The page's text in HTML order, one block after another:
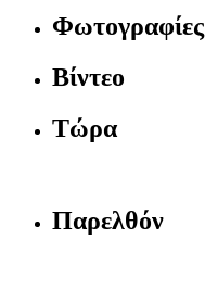
Φωτογραφίες
Βίντεο
Τώρα
Παρελθόν